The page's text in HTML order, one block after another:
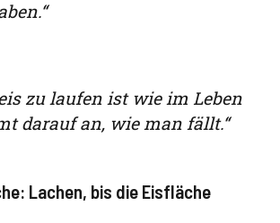
zu laufen ist wie im Leben
darauf an, wie man fällt.“
Lachen, bis die Eisfläche